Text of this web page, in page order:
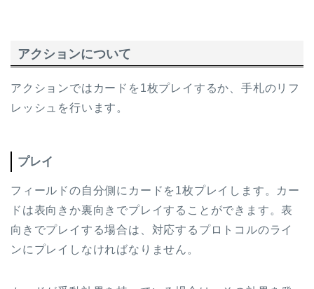
アクションについて
アクションではカードを1枚プレイするか、手札のリフ
レッシュを行います。
プレイ
フィールドの自分側にカードを1枚プレイします。カー
ドは表向きか裏向きでプレイすることができます。表
向きでプレイする場合は、対応するプロトコルのライ
ンにプレイしなければなりません。